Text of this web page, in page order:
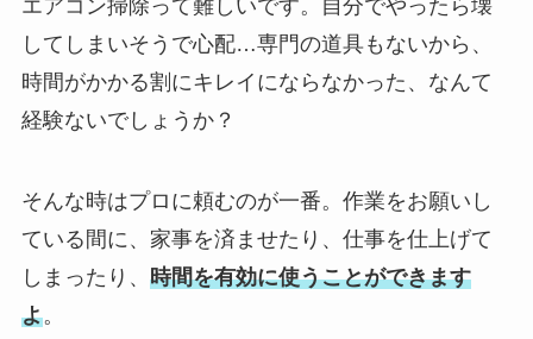
エアコン掃除って難しいです。自分でやったら壊
してしまいそうで心配…専門の道具もないから、
時間がかかる割にキレイにならなかった、なんて
経験ないでしょうか？
そんな時はプロに頼むのが一番。作業をお願いし
ている間に、家事を済ませたり、仕事を仕上げて
しまったり、 時間を有効に使うことができます
よ。